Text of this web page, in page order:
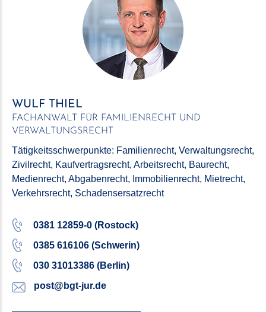
WULF THIEL
FACHANWALT FÜR FAMILIENRECHT UND
VERWALTUNGSRECHT
Tätigkeitsschwerpunkte: Familienrecht, Verwaltungsrecht,
Zivilrecht, Kaufvertrags­recht, Arbeitsrecht, Baurecht,
Medienrecht, Abgabenrecht, Immobilien­recht, Mietrecht,
Verkehrs­recht, Schadensersatz­recht
0381 12859-0 (Rostock)
0385 616106 (Schwerin)
030 31013386 (Berlin)
post@bgt-jur.de